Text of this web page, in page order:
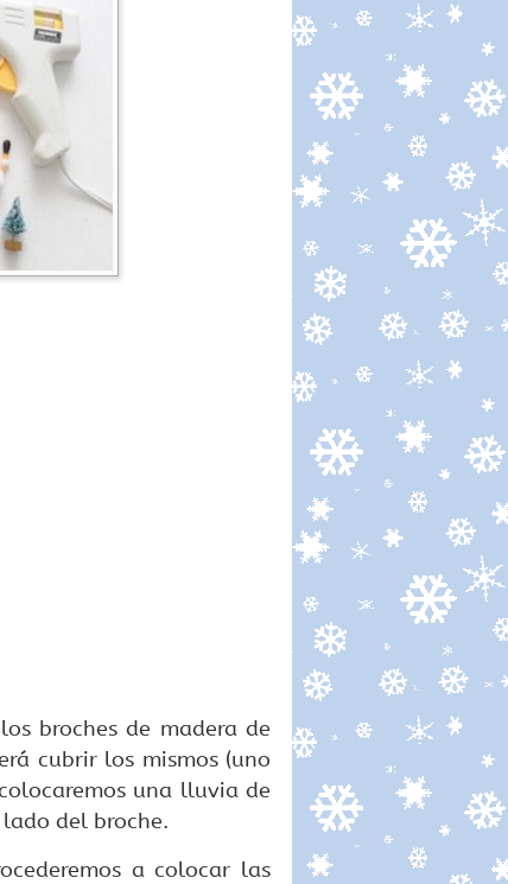
broches de madera de
cubrir los mismos (uno
una lluvia de
del broche.
a colocar las